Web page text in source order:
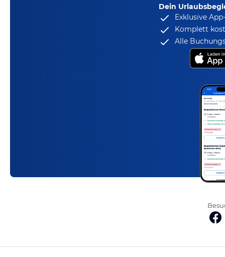
Dein
Exklusive
Komplett
Alle